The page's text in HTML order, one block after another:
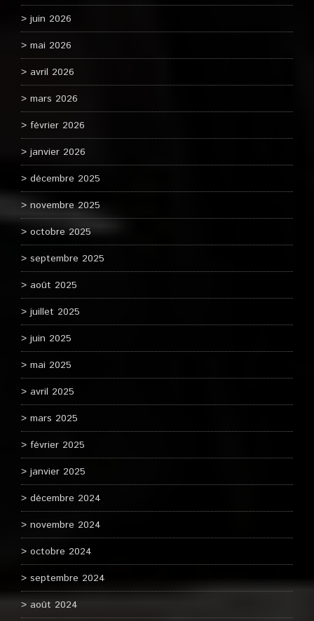
juin 2026
mai 2026
avril 2026
mars 2026
février 2026
janvier 2026
décembre 2025
novembre 2025
octobre 2025
septembre 2025
août 2025
juillet 2025
juin 2025
mai 2025
avril 2025
mars 2025
février 2025
janvier 2025
décembre 2024
novembre 2024
octobre 2024
septembre 2024
août 2024